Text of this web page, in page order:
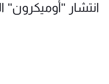
انتشار